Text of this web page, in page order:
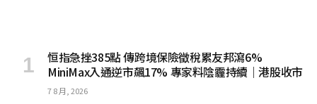
恒指急挫385點 傳跨境保險徵稅累友邦瀉6%
MiniMax入通逆市飆17% 專家料陰霾持續｜港股收市
7 8 月, 2026